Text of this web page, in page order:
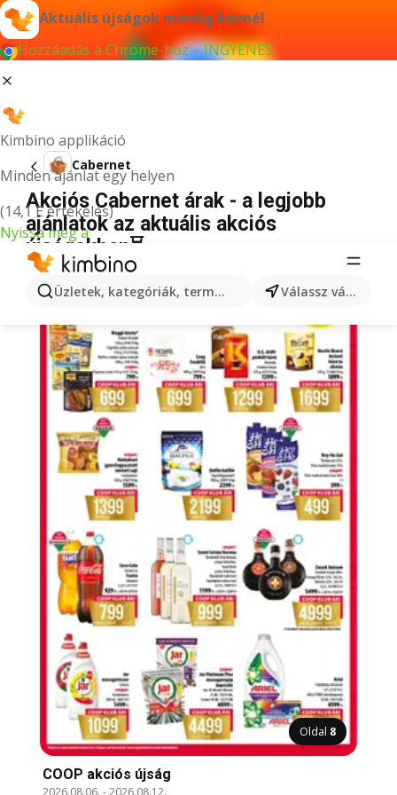
Aktuális újságok mindig kéznél
Hozzáadás a Chrome-hoz – INGYENES
Kimbino applikáció
Minden ajánlat egy helyen
(14,1 E értékelés)
Nyissa meg a
Üzletek, kategóriák, termékek keresése... Válassz várost
Cabernet
Akciós Cabernet árak - a legjobb
ajánlatok az aktuális akciós
újságokban⏳
Oldal 8
COOP akciós újság